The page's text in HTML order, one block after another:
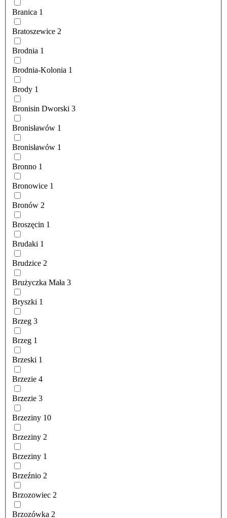
Branica 1
Bratoszewice 2
Brodnia 1
Brodnia-Kolonia 1
Brody 1
Bronisin Dworski 3
Bronisławów 1
Bronisławów 1
Bronno 1
Bronowice 1
Bronów 2
Broszęcin 1
Brudaki 1
Brudzice 2
Brużyczka Mała 3
Bryszki 1
Brzeg 3
Brzeg 1
Brzeski 1
Brzezie 4
Brzezie 3
Brzeziny 10
Brzeziny 2
Brzeziny 1
Brzeźnio 2
Brzozowiec 2
Brzozówka 2